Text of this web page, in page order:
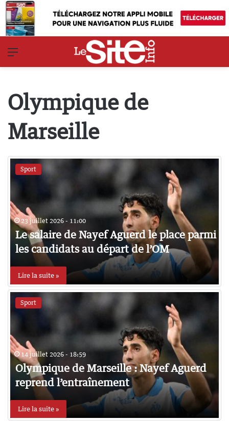
Olympique de
Marseille
Sport
23 juillet 2026 - 11:00
Le salaire de Nayef Aguerd le place parmi
les candidats au départ de l’OM
Lire la suite »
Sport
14 juillet 2026 - 18:59
Olympique de Marseille : Nayef Aguerd
reprend l’entraînement
Lire la suite »